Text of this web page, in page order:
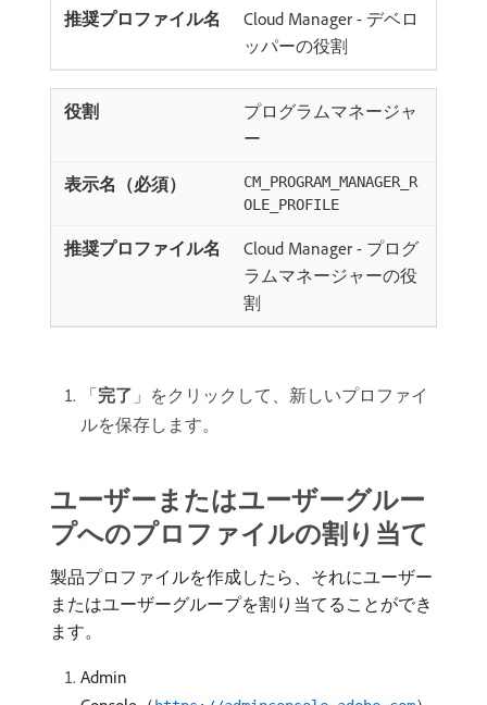
Cloud Manager - デベロ
ッパーの役割
プログラムマネージャ
ー
CM_PROGRAM_MANAGER_R
OLE_PROFILE
Cloud Manager - プログ
ラムマネージャーの役
割
「完了 」をクリックして、新しいプロファイ
ルを保存します。
ユーザーまたはユーザーグルー
プへのプロファイルの割り当て
製品プロファイルを作成したら、それにユーザー
またはユーザーグループを割り当てることができ
ます。
Admin